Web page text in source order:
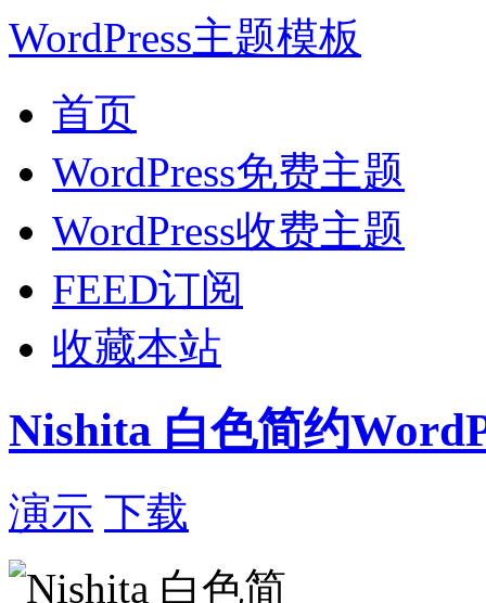
WordPress主题模板
首页
WordPress免费主题
WordPress收费主题
FEED订阅
收藏本站
Nishita 白色简约
演示 下载